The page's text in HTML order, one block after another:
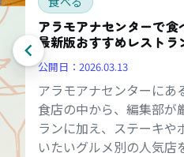
アラモアナセンターで
最新版おすすめレストラ
公開日： 2026.03.13
アラモアナセンターに
食店の中から、編集部が
ランに加え、ステーキや
いたいグルメ別の人気店